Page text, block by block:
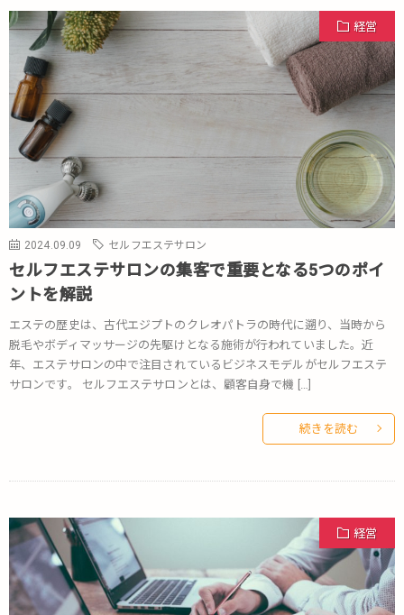
経営
2024.09.09 セルフエステサロン
セルフエステサロンの集客で重要となる5つのポイ
ントを解説
エステの歴史は、古代エジプトのクレオパトラの時代に遡り、当時から
脱毛やボディマッサージの先駆けとなる施術が行われていました。近
年、エステサロンの中で注目されているビジネスモデルがセルフエステ
サロンです。 セルフエステサロンとは、顧客自身で機 […]
続きを読む
経営